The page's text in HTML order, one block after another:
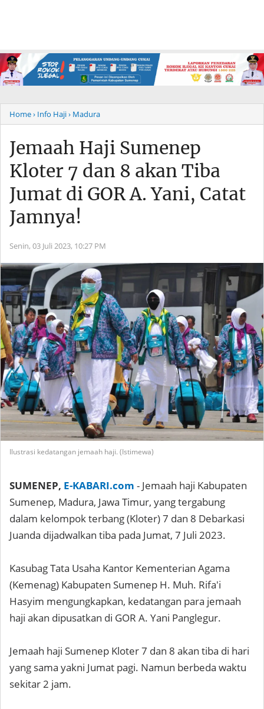
Home› Info Haji› Madura
Jemaah Haji Sumenep
Kloter 7 dan 8 akan Tiba
Jumat di GOR A. Yani, Catat
Jamnya!
Senin, 03 Juli 2023, 10:27 PM
Ilustrasi kedatangan jemaah haji. (Istimewa)
SUMENEP, E-KABARI.com - Jemaah haji Kabupaten
Sumenep, Madura, Jawa Timur, yang tergabung
dalam kelompok terbang (Kloter) 7 dan 8 Debarkasi
Juanda dijadwalkan tiba pada Jumat, 7 Juli 2023.
Kasubag Tata Usaha Kantor Kementerian Agama
(Kemenag) Kabupaten Sumenep H. Muh. Rifa'i
Hasyim mengungkapkan, kedatangan para jemaah
haji akan dipusatkan di GOR A. Yani Panglegur.
Jemaah haji Sumenep Kloter 7 dan 8 akan tiba di hari
yang sama yakni Jumat pagi. Namun berbeda waktu
sekitar 2 jam.